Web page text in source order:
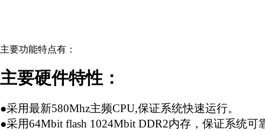
主要功能特点有：
主要硬件特性：
●采用最新580Mhz主频CPU,保证系统快速运行。
●采用64Mbit flash 1024Mbit DDR2内存，保证系统可